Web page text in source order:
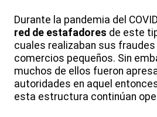
Durante la pandemia del
red de estafadores de este
cuales realizaban sus
comercios pequeños. Sin
muchos de ellos fueron
autoridades en aquel
esta estructura continúan